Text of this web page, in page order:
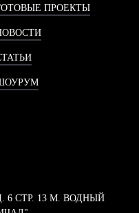
ПРОЕКТЫ
СТР. 13 М. ВОДНЫЙ